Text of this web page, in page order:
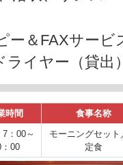
ー＆FAXサー
ライヤー（貸出
時間 食事名称
：00～
：00
モーニングセット
定食